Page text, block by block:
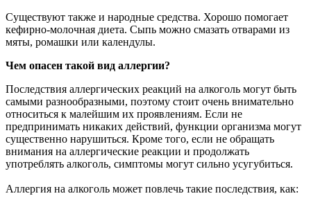
Существуют также и народные средства. Хорошо помогает
кефирно-молочная диета. Сыпь можно смазать отварами из
мяты, ромашки или календулы.
Чем опасен такой вид аллергии?
Последствия аллергических реакций на алкоголь могут быть
самыми разнообразными, поэтому стоит очень внимательно
относиться к малейшим их проявлениям. Если не
предпринимать никаких действий, функции организма могут
существенно нарушиться. Кроме того, если не обращать
внимания на аллергические реакции и продолжать
употреблять алкоголь, симптомы могут сильно усугубиться.
Аллергия на алкоголь может повлечь такие последствия, как: